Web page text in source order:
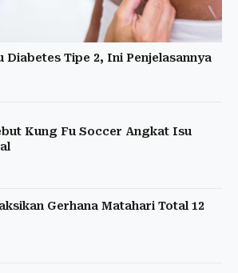
Diabetes Tipe 2, Ini Penjelasannya
Kung Fu Soccer Angkat Isu
Gerhana Matahari Total 12